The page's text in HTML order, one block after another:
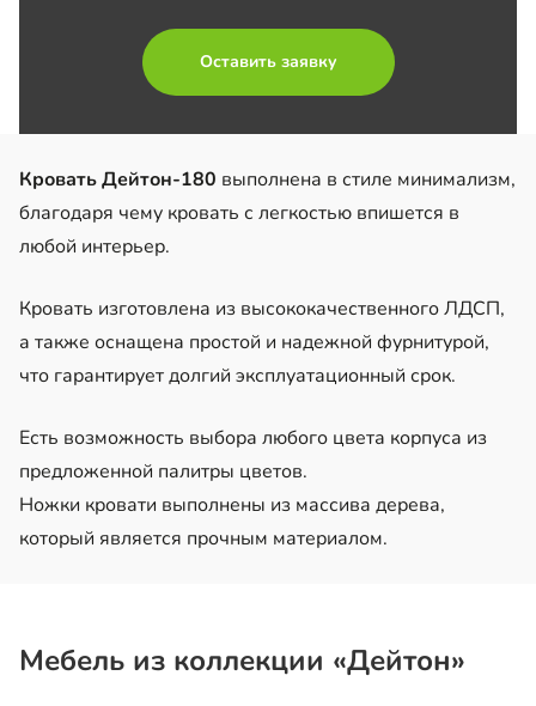
Оставить заявку
Кровать Дейтон-180 выполнена в стиле минимализм,
благодаря чему кровать с легкостью впишется в
любой интерьер.
Кровать изготовлена из высококачественного ЛДСП,
а также оснащена простой и надежной фурнитурой,
что гарантирует долгий эксплуатационный срок.
Есть возможность выбора любого цвета корпуса из
предложенной палитры цветов.
Ножки кровати выполнены из массива дерева,
который является прочным материалом.
Мебель из коллекции «Дейтон»